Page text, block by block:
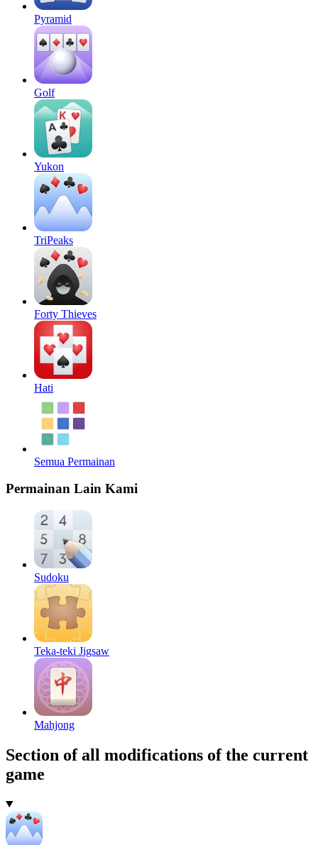
Pyramid
Golf
Yukon
TriPeaks
Forty Thieves
Hati
Semua Permainan
Permainan Lain Kami
Sudoku
Teka-teki Jigsaw
Mahjong
Section of all modifications of the current
game